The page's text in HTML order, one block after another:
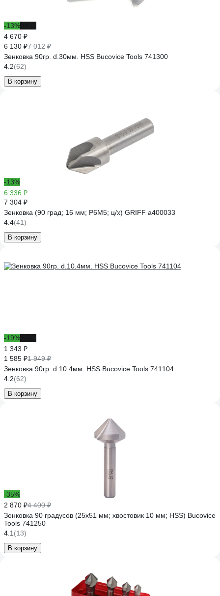
-13%
4 670 ₽
6 130 ₽7 012 ₽
Зенковка 90гр. d.30мм. HSS Bucovice Tools 741300
4.2(62)
В корзину
-13%
6 336 ₽
7 304 ₽
Зенковка (90 град; 16 мм; Р6М5; ц/х) GRIFF a400033
4.4(41)
В корзину
-19%
1 343 ₽
1 585 ₽1 949 ₽
Зенковка 90гр. d.10.4мм. HSS Bucovice Tools 741104
4.2(62)
В корзину
-35%
2 870 ₽4 400 ₽
Зенковка 90 градусов (25х51 мм; хвостовик 10 мм; HSS) Bucovice
Tools 741250
4.1 (13)
В корзину